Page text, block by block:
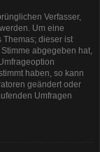
Verfasser,
Um eine
Themas; dieser ist
abgegeben hat,
haben, so kann
geändert oder
Umfragen